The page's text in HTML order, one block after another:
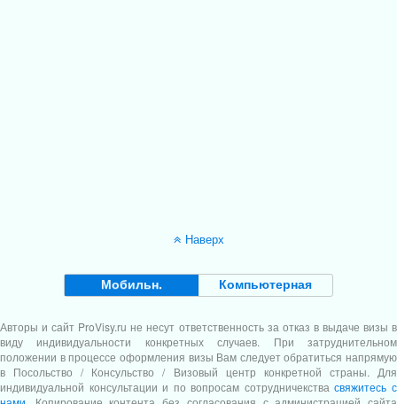
Наверх
Мобильн. Компьютерная
Авторы и сайт ProVisy.ru не несут ответственность за отказ в выдаче визы в
виду индивидуальности конкретных случаев. При затруднительном
положении в процессе оформления визы Вам следует обратиться напрямую
в Посольство / Консульство / Визовый центр конкретной страны. Для
индивидуальной консультации и по вопросам сотрудничекствасвяжитесь с